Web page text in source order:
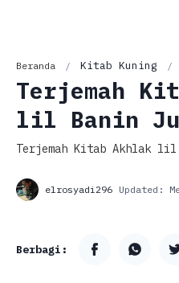
Beranda Kitab Kuning
Terjemah
lil Banin
Terjemah Kitab Akhlak lil